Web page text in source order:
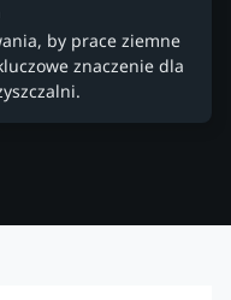
by prace ziemne
znaczenie dla